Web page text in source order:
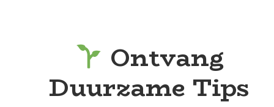
Ontvang
Duurzame Tips